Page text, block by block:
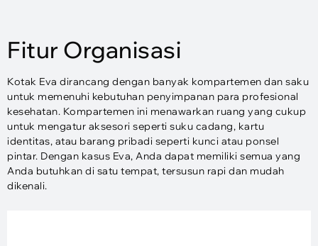
Fitur Organisasi
Kotak Eva dirancang dengan banyak kompartemen dan saku
untuk memenuhi kebutuhan penyimpanan para profesional
kesehatan. Kompartemen ini menawarkan ruang yang cukup
untuk mengatur aksesori seperti suku cadang, kartu
identitas, atau barang pribadi seperti kunci atau ponsel
pintar. Dengan kasus Eva, Anda dapat memiliki semua yang
Anda butuhkan di satu tempat, tersusun rapi dan mudah
dikenali.